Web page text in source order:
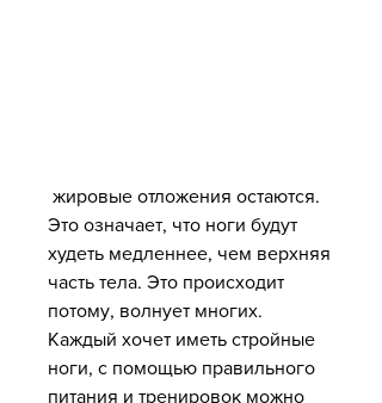
Это означает, что ноги будут
худеть медленнее, чем верхняя
часть тела. Это происходит
потому, волнует многих.
Каждый хочет иметь стройные
ноги, с помощью правильного
питания и тренировок можно